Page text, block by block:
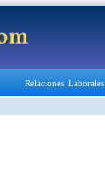
Relaciones Laborales